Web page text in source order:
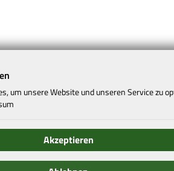
um unsere Website und unseren Service zu
Akzeptieren